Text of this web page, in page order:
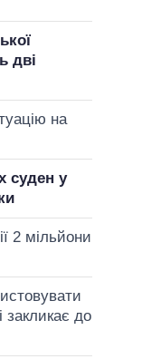
дві
на
суден у
2 мільйони
закликає до